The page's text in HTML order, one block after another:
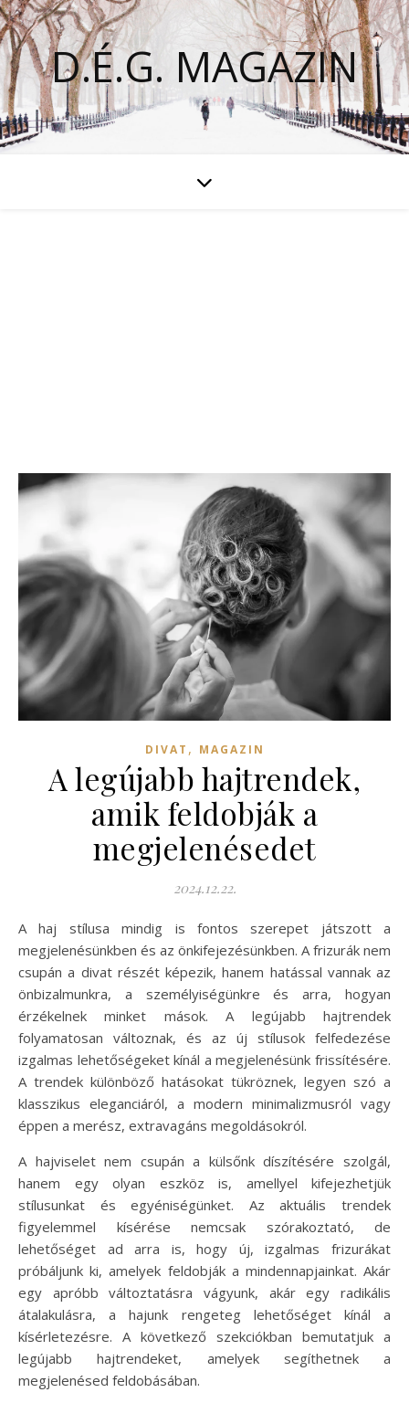
D.É.G. MAGAZIN
DIVAT , MAGAZIN
A legújabb hajtrendek,
amik feldobják a
megjelenésedet
2024.12.22.
A haj stílusa mindig is fontos szerepet játszott a
megjelenésünkben és az önkifejezésünkben. A frizurák nem
csupán a divat részét képezik, hanem hatással vannak az
önbizalmunkra, a személyiségünkre és arra, hogyan
érzékelnek minket mások. A legújabb hajtrendek
folyamatosan változnak, és az új stílusok felfedezése
izgalmas lehetőségeket kínál a megjelenésünk frissítésére.
A trendek különböző hatásokat tükröznek, legyen szó a
klasszikus eleganciáról, a modern minimalizmusról vagy
éppen a merész, extravagáns megoldásokról.
A hajviselet nem csupán a külsőnk díszítésére szolgál,
hanem egy olyan eszköz is, amellyel kifejezhetjük
stílusunkat és egyéniségünket. Az aktuális trendek
figyelemmel kísérése nemcsak szórakoztató, de
lehetőséget ad arra is, hogy új, izgalmas frizurákat
próbáljunk ki, amelyek feldobják a mindennapjainkat. Akár
egy apróbb változtatásra vágyunk, akár egy radikális
átalakulásra, a hajunk rengeteg lehetőséget kínál a
kísérletezésre. A következő szekciókban bemutatjuk a
legújabb hajtrendeket, amelyek segíthetnek a
megjelenésed feldobásában.